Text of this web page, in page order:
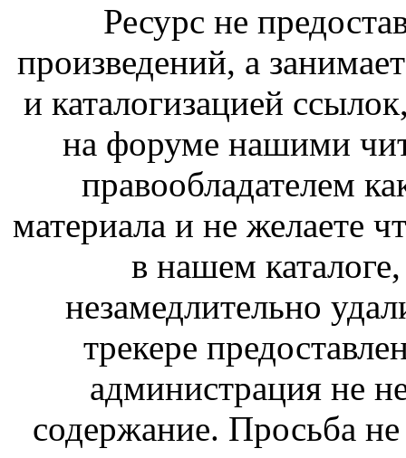
Ресурс не
произведений, а
и каталогизацией
на форуме нашими
правообладателем
материала и не желаете
в нашем
незамедлительно
трекере
администрация не
содержание. Просьба